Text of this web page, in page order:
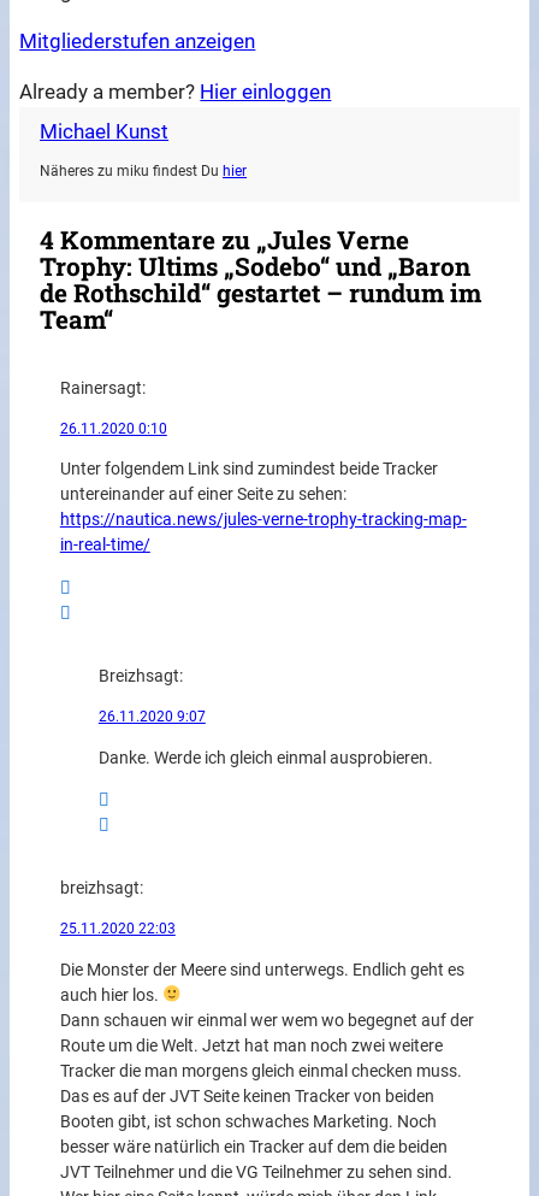
Mitgliederstufen anzeigen
Already a member? Hier einloggen
Michael Kunst
Näheres zu miku findest Du hier
4 Kommentare zu „Jules Verne
Trophy: Ultims „Sodebo“ und „Baron
de Rothschild“ gestartet – rundum im
Team“
Rainersagt:
26.11.2020 0:10
Unter folgendem Link sind zumindest beide Tracker
untereinander auf einer Seite zu sehen:
https://nautica.news/jules-verne-trophy-tracking-map-
in-real-time/
Breizhsagt:
26.11.2020 9:07
Danke. Werde ich gleich einmal ausprobieren.
breizhsagt:
25.11.2020 22:03
Die Monster der Meere sind unterwegs. Endlich geht es
auch hier los.
Dann schauen wir einmal wer wem wo begegnet auf der
Route um die Welt. Jetzt hat man noch zwei weitere
Tracker die man morgens gleich einmal checken muss.
Das es auf der JVT Seite keinen Tracker von beiden
Booten gibt, ist schon schwaches Marketing. Noch
besser wäre natürlich ein Tracker auf dem die beiden
JVT Teilnehmer und die VG Teilnehmer zu sehen sind.